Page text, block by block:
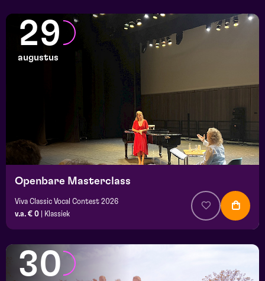
29
augustus
Openbare Masterclass
Viva Classic Vocal Contest 2026
v.a. € 0
Klassiek
30